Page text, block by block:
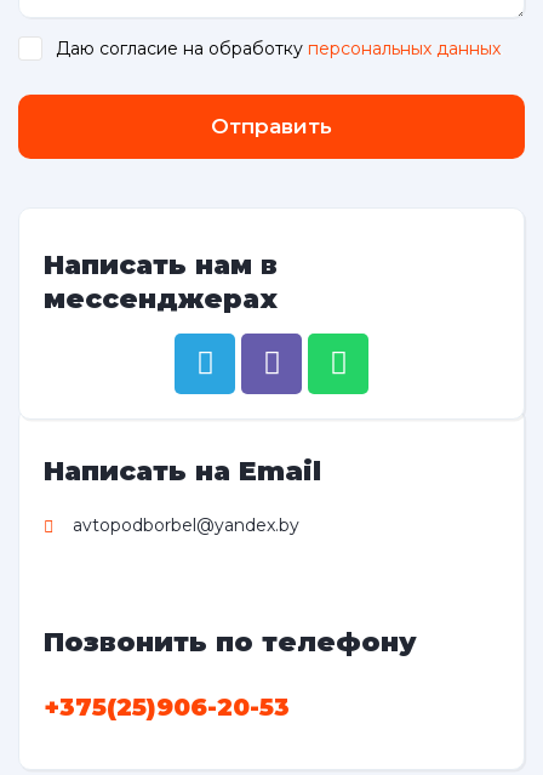
Даю согласие на обработку персональных данных
Отправить
Написать нам в
мессенджерах
Написать на Email
avtopodborbel@yandex.by
Позвонить по телефону
+375(25)906-20-53